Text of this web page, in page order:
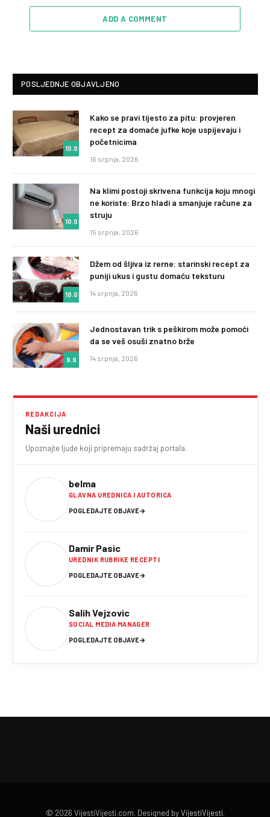
ADD A COMMENT
POSLJEDNJE OBJAVLJENO
10.0
Kako se pravi tijesto za pitu: provjeren
recept za domaće jufke koje uspijevaju i
početnicima
16 srpnja, 2026
10.0
Na klimi postoji skrivena funkcija koju mnogi
ne koriste: Brzo hladi a smanjuje račune za
struju
15 srpnja, 2026
10.0
Džem od šljiva iz rerne: starinski recept za
puniji ukus i gustu domaću teksturu
14 srpnja, 2026
9.9
Jednostavan trik s peškirom može pomoći
da se veš osuši znatno brže
14 srpnja, 2026
REDAKCIJA
Naši urednici
Upoznajte ljude koji pripremaju sadržaj portala.
belma
GLAVNA UREDNICA I AUTORICA
POGLEDAJTE OBJAVE→
Damir Pasic
UREDNIK RUBRIKE RECEPTI
POGLEDAJTE OBJAVE→
Salih Vejzovic
SOCIAL MEDIA MANAGER
POGLEDAJTE OBJAVE→
© 2026 VijestiVijesti.com. Designed byVijestiVijesti.